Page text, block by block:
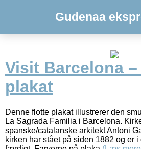
Gudenaa
Visit Barcelona
plakat
Denne flotte plakat illustrerer den
La Sagrada Familia i Barcelona.
spanske/catalanske arkitekt Antoni
kirken har stået på siden 1882 og er